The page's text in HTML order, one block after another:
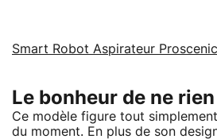
Smart Robot Aspirateur
Le bonheur de ne
Ce modèle figure tout
du moment. En plus de son